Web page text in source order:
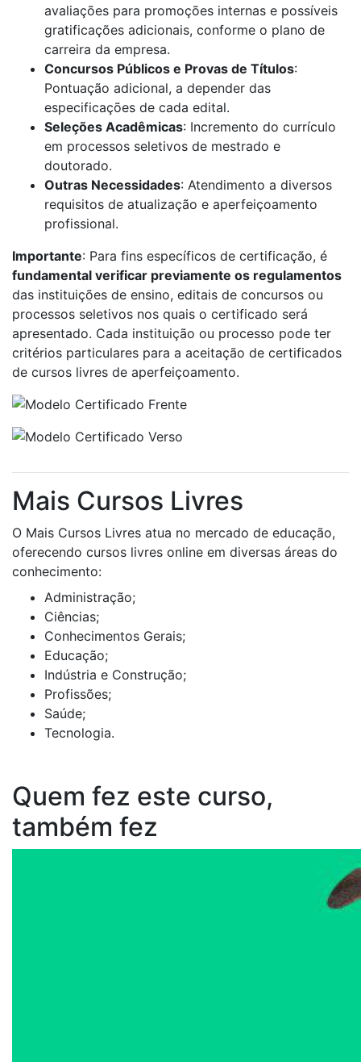
avaliações para promoções internas e possíveis
gratificações adicionais, conforme o plano de
carreira da empresa.
Concursos Públicos e Provas de Títulos:
Pontuação adicional, a depender das
especificações de cada edital.
Seleções Acadêmicas: Incremento do currículo
em processos seletivos de mestrado e
doutorado.
Outras Necessidades: Atendimento a diversos
requisitos de atualização e aperfeiçoamento
profissional.
Importante: Para fins específicos de certificação, é
fundamental verificar previamente os regulamentos
das instituições de ensino, editais de concursos ou
processos seletivos nos quais o certificado será
apresentado. Cada instituição ou processo pode ter
critérios particulares para a aceitação de certificados
de cursos livres de aperfeiçoamento.
Mais Cursos Livres
O Mais Cursos Livres atua no mercado de educação,
oferecendo cursos livres online em diversas áreas do
conhecimento:
Administração;
Ciências;
Conhecimentos Gerais;
Educação;
Indústria e Construção;
Profissões;
Saúde;
Tecnologia.
Quem fez este curso,
também fez